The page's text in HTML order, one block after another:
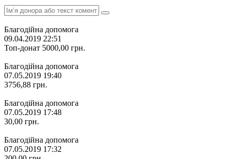
Благодійна допомога
09.04.2019 22:51
Топ-донат 5000,00 грн.
Благодійна допомога
07.05.2019 19:40
3756,88 грн.
Благодійна допомога
07.05.2019 17:48
30,00 грн.
Благодійна допомога
07.05.2019 17:32